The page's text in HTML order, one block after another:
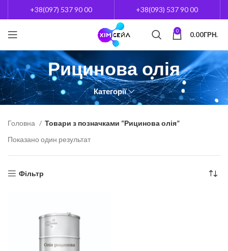
+38(097) 537 90 00 +38(093) 537 90 00
0 0.00ГРН.
Рицинова олія
Категорії
Головна
Товари з позначками “Рицинова олія”
Показано один результат
Фільтр